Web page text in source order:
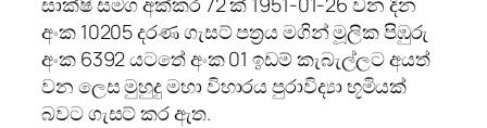
අංක 10205 දරණ ගැසට් පත්‍රය මගින් මූලික පිඹුරු
අංක 6392 යටතේ අංක 01 ඉඩම් කැබැල්ලට අයත්
වන ලෙස මුහුදු මහා විහාරය පුරාවිද්‍යා භූමියක්
බවට ගැසට් කර ඇත.